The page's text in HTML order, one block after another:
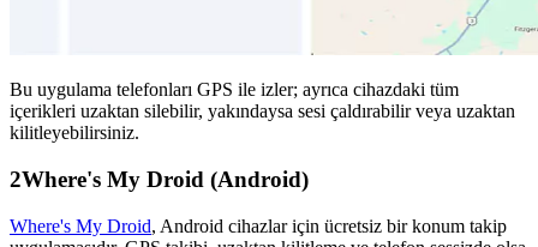
Bu uygulama telefonları GPS ile izler; ayrıca cihazdaki tüm
içerikleri uzaktan silebilir, yakındaysa sesi çaldırabilir veya uzaktan
kilitleyebilirsiniz.
2Where's My Droid (Android)
Where's My Droid, Android cihazlar için ücretsiz bir konum takip